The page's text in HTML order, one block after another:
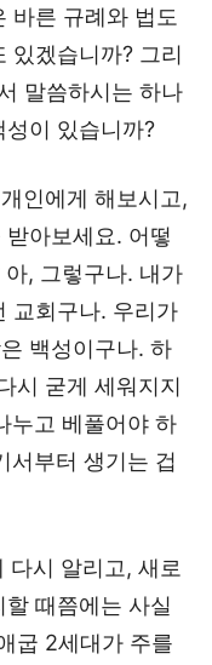
바른 규례와 법도
있겠습니까? 그리
말씀하시는 하나
이 있습니까?
인에게 해보시고,
아보세요. 어떻
, 그렇구나. 내가
교회구나. 우리가
백성이구나. 하
시 굳게 세워지지
누고 베풀어야 하
서부터 생기는 겁
다시 알리고, 새로
때쯤에는 사실
굽 2세대가 주를